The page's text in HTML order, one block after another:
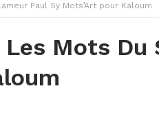
Paul Sy Mots’Art pour Kaloum
Mots Du